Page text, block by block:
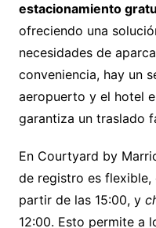
estacionamiento
ofreciendo una
necesidades de
conveniencia, hay un
aeropuerto y el hotel
garantiza un traslado
En Courtyard by
de registro es flexible,
partir de las 15:00, y
12:00. Esto permite a